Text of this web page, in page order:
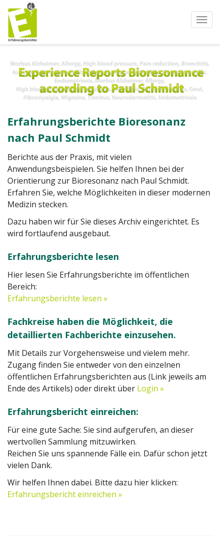
Erfahrungsberichte Bioresonanz
nach Paul Schmidt
Berichte aus der Praxis, mit vielen
Anwendungsbeispielen. Sie helfen Ihnen bei der
Orientierung zur Bioresonanz nach Paul Schmidt.
Erfahren Sie, welche Möglichkeiten in dieser modernen
Medizin stecken.
Dazu haben wir für Sie dieses Archiv eingerichtet. Es
wird fortlaufend ausgebaut.
Erfahrungsberichte lesen
Hier lesen Sie Erfahrungsberichte im öffentlichen
Bereich:
Erfahrungsberichte lesen »
Fachkreise haben die Möglichkeit, die
detaillierten Fachberichte einzusehen.
Mit Details zur Vorgehensweise und vielem mehr.
Zugang finden Sie entweder von den einzelnen
öffentlichen Erfahrungsberichten aus (Link jeweils am
Ende des Artikels) oder direkt über Login »
Erfahrungsbericht einreichen:
Für eine gute Sache: Sie sind aufgerufen, an dieser
wertvollen Sammlung mitzuwirken.
Reichen Sie uns spannende Fälle ein. Dafür schon jetzt
vielen Dank.
Wir helfen Ihnen dabei. Bitte dazu hier klicken:
Erfahrungsbericht einreichen »